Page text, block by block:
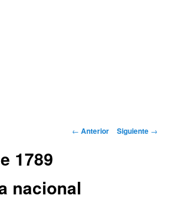
Navegación
← Anterior Siguiente →
1789
nacional